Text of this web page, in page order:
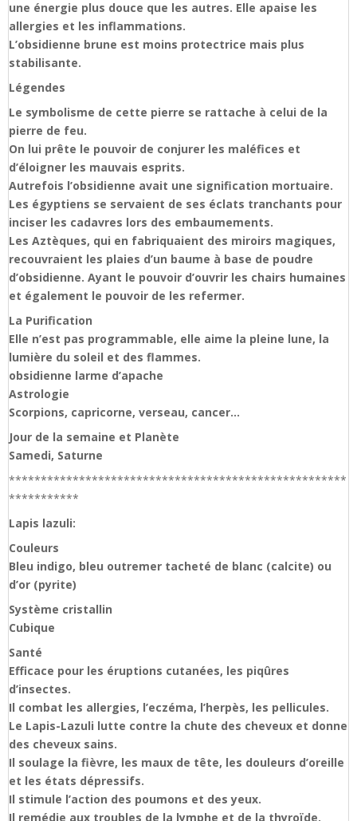
une énergie plus douce que les autres. Elle apaise les
allergies et les inflammations.
L’obsidienne brune est moins protectrice mais plus
stabilisante.
Légendes
Le symbolisme de cette pierre se rattache à celui de la
pierre de feu.
On lui prête le pouvoir de conjurer les maléfices et
d’éloigner les mauvais esprits.
Autrefois l’obsidienne avait une signification mortuaire.
Les égyptiens se servaient de ses éclats tranchants pour
inciser les cadavres lors des embaumements.
Les Aztèques, qui en fabriquaient des miroirs magiques,
recouvraient les plaies d’un baume à base de poudre
d’obsidienne. Ayant le pouvoir d’ouvrir les chairs humaines
et également le pouvoir de les refermer.
La Purification
Elle n’est pas programmable, elle aime la pleine lune, la
lumière du soleil et des flammes.
obsidienne larme d’apache
Astrologie
Scorpions, capricorne, verseau, cancer…
Jour de la semaine et Planète
Samedi, Saturne
*****************************************************
***********
Lapis lazuli:
Couleurs
Bleu indigo, bleu outremer tacheté de blanc (calcite) ou
d’or (pyrite)
Système cristallin
Cubique
Santé
Efficace pour les éruptions cutanées, les piqûres
d’insectes.
Il combat les allergies, l’eczéma, l’herpès, les pellicules.
Le Lapis-Lazuli lutte contre la chute des cheveux et donne
des cheveux sains.
Il soulage la fièvre, les maux de tête, les douleurs d’oreille
et les états dépressifs.
Il stimule l’action des poumons et des yeux.
Il remédie aux troubles de la lymphe et de la thyroïde.